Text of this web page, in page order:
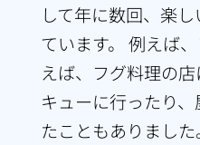
して年に数回、楽
ています。 例えば
えば、フグ料理の
キューに行ったり
たこともありまし